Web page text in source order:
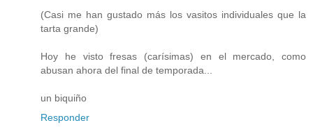
(Casi me han gustado más los vasitos individuales que la
tarta grande)
Hoy he visto fresas (carísimas) en el mercado, como
abusan ahora del final de temporada...
un biquiño
Responder